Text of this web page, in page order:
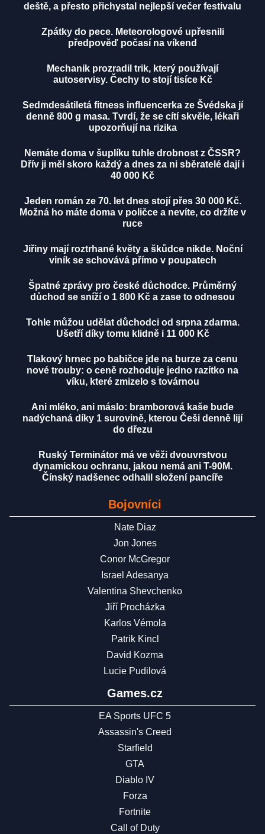
deště, a přesto přichystal nejlepší večer festivalu
Zpátky do pece. Meteorologové upřesnili
předpověď počasí na víkend
Mechanik prozradil trik, který používají
autoservisy. Čechy to stojí tisíce Kč
Sedmdesátiletá fitness influencerka ze Švédska jí
denně 800 g masa. Tvrdí, že se cítí skvěle, lékaři
upozorňují na rizika
Nemáte doma v šuplíku tuhle drobnost z ČSSR?
Dřív ji měl skoro každý a dnes za ni sběratelé dají i
40 000 Kč
Jeden román ze 70. let dnes stojí přes 30 000 Kč.
Možná ho máte doma v poličce a nevíte, co držíte v
ruce
Jiřiny mají roztrhané květy a škůdce nikde. Noční
viník se schovává přímo v poupatech
Špatné zprávy pro české důchodce. Průměrný
důchod se sníží o 1 800 Kč a zase to odnesou
Tohle můžou udělat důchodci od srpna zdarma.
Ušetří díky tomu klidně i 11 000 Kč
Tlakový hrnec po babičce jde na burze za cenu
nové trouby: o ceně rozhoduje jedno razítko na
víku, které zmizelo s továrnou
Ani mléko, ani máslo: bramborová kaše bude
nadýchaná díky 1 surovině, kterou Češi denně lijí
do dřezu
Ruský Terminátor má ve věži dvouvrstvou
dynamickou ochranu, jakou nemá ani T-90M.
Čínský nadšenec odhalil složení pancíře
Bojovníci
Nate Diaz
Jon Jones
Conor McGregor
Israel Adesanya
Valentina Shevchenko
Jiří Procházka
Karlos Vémola
Patrik Kincl
David Kozma
Lucie Pudilová
Games.cz
EA Sports UFC 5
Assassin's Creed
Starfield
GTA
Diablo IV
Forza
Fortnite
Call of Duty